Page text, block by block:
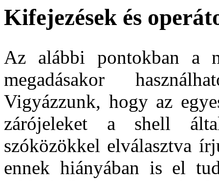
Kifejezések és
Az alábbi pontokban a
megadásakor
Vigyázzunk, hogy az
zárójeleket a shell
szóközökkel elválasztva
ennek hiányában is el